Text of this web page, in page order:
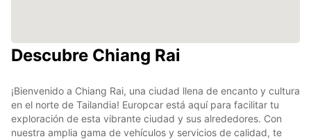
Descubre Chiang Rai
¡Bienvenido a Chiang Rai, una ciudad llena de encanto y cultura
en el norte de Tailandia! Europcar está aquí para facilitar tu
exploración de esta vibrante ciudad y sus alrededores. Con
nuestra amplia gama de vehículos y servicios de calidad, te